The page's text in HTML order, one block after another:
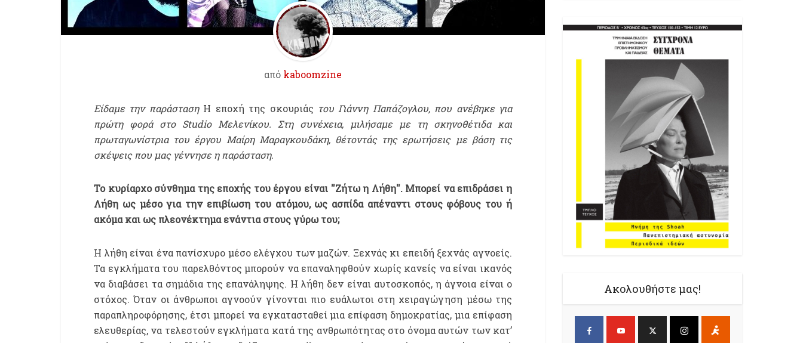
από kaboomzine
Είδαμε την παράσταση Η εποχή της σκουριάς του Γιάννη Παπάζογλου, που ανέβηκε για
πρώτη φορά στο Studio Μελενίκου. Στη συνέχεια, μιλήσαμε με τη σκηνοθέτιδα και
πρωταγωνίστρια του έργου Μαίρη Μαραγκουδάκη, θέτοντάς της ερωτήσεις με βάση τις
σκέψεις που μας γέννησε η παράσταση.
Το κυρίαρχο σύνθημα της εποχής του έργου είναι ''Ζήτω η Λήθη''. Μπορεί να επιδράσει η
Λήθη ως μέσο για την επιβίωση του ατόμου, ως ασπίδα απέναντι στους φόβους του ή
ακόμα και ως πλεονέκτημα ενάντια στους γύρω του;
Η λήθη είναι ένα πανίσχυρο μέσο ελέγχου των μαζών. Ξεχνάς κι επειδή ξεχνάς αγνοείς.
Τα εγκλήματα του παρελθόντος μπορούν να επαναληφθούν χωρίς κανείς να είναι ικανός
να διαβάσει τα σημάδια της επανάληψης. Η λήθη δεν είναι αυτοσκοπός, η άγνοια είναι ο
στόχος. Όταν οι άνθρωποι αγνοούν γίνονται πιο ευάλωτοι στη χειραγώγηση μέσω της
παραπληροφόρησης, έτσι μπορεί να εγκατασταθεί μια επίφαση δημοκρατίας, μια επίφαση
ελευθερίας, να τελεστούν εγκλήματα κατά της ανθρωπότητας στο όνομα αυτών των κατ’
Ακολουθήστε μας!